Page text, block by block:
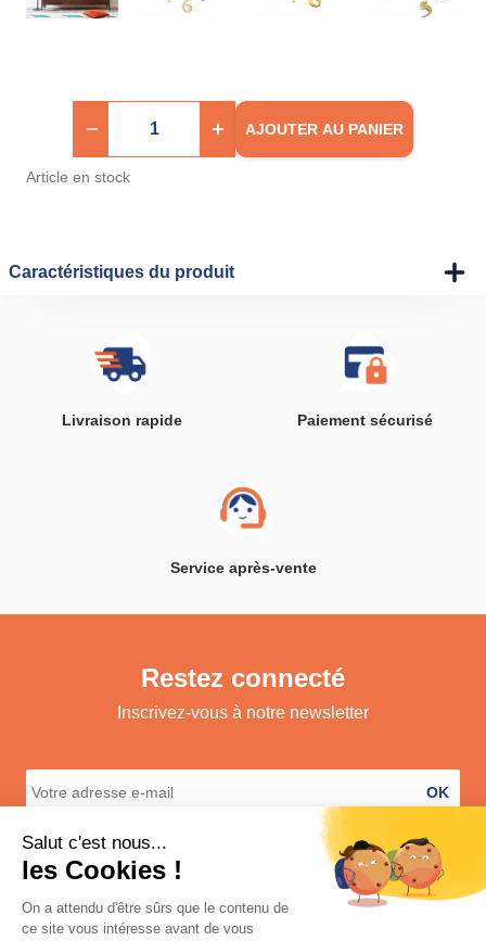
AJOUTER AU PANIER
Article en stock
Caractéristiques du produit
Livraison rapide Paiement sécurisé
Service après-vente
Restez connecté
Inscrivez-vous à notre newsletter
OK
A propos